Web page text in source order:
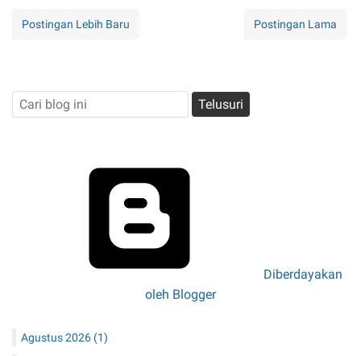
Postingan Lebih Baru Postingan Lama
Diberdayakan
oleh Blogger
Agustus 2026 (1)